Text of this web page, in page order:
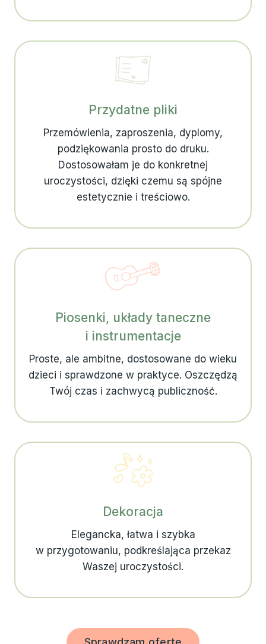
Przydatne pliki
Przemówienia, zaproszenia, dyplomy,
podziękowania prosto do druku.
Dostosowałam je do konkretnej
uroczystości, dzięki czemu są spójne
estetycznie i treściowo.
Piosenki, układy taneczne
i instrumentacje
Proste, ale ambitne, dostosowane do wieku
dzieci i sprawdzone w praktyce. Oszczędzą
Twój czas i zachwycą publiczność.
Dekoracja
Elegancka, łatwa i szybka
w przygotowaniu, podkreślająca przekaz
Waszej uroczystości.